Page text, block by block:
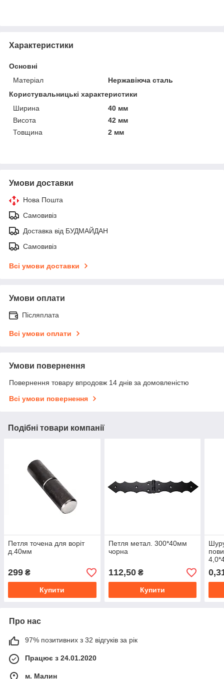
Характеристики
Основні
Матеріал
Нержавіюча сталь
Користувальницькі характеристики
Ширина
40 мм
Висота
42 мм
Товщина
2 мм
Умови доставки
Нова Пошта
Самовивіз
Доставка від БУДМАЙДАН
Самовивіз
Всі умови доставки
Умови оплати
Післяплата
Всі умови оплати
Умови повернення
Повернення товару впродовж 14 днів за домовленістю
Всі умови повернення
Подібні товари компанії
Петля точена для воріт
д.40мм
299 ₴
Купити
Петля метал. 300*40мм
чорна
112,50₴
Купити
Про нас
97% позитивних з 32 відгуків за рік
Працює з 24.01.2020
м. Малин